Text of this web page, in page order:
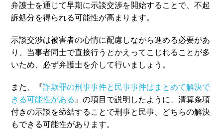
弁護士を通じて早期に示談交渉を開始することで、不起
訴処分を得られる可能性が高まります。
示談交渉は被害者の心情に配慮しながら進める必要があ
り、当事者同士で直接行うとかえってこじれることが多
いため、必ず弁護士を介して行いましょう。
また、『詐欺罪の刑事事件と民事事件はまとめて解決で
きる可能性がある 』の項目で説明したように、清算条項
付きの示談を締結することで刑事と民事、どちらの解決
もできる可能性があります。